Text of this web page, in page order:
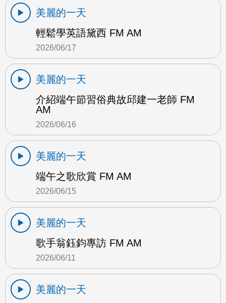
美麗的一天
輕鬆學英語黛西 FM AM
2026/06/17
美麗的一天
介紹端午節習俗典故邱建一老師 FM
AM
2026/06/16
美麗的一天
端午之歌欣賞 FM AM
2026/06/15
美麗的一天
歌手翁鈺鈞專訪 FM AM
2026/06/11
美麗的一天